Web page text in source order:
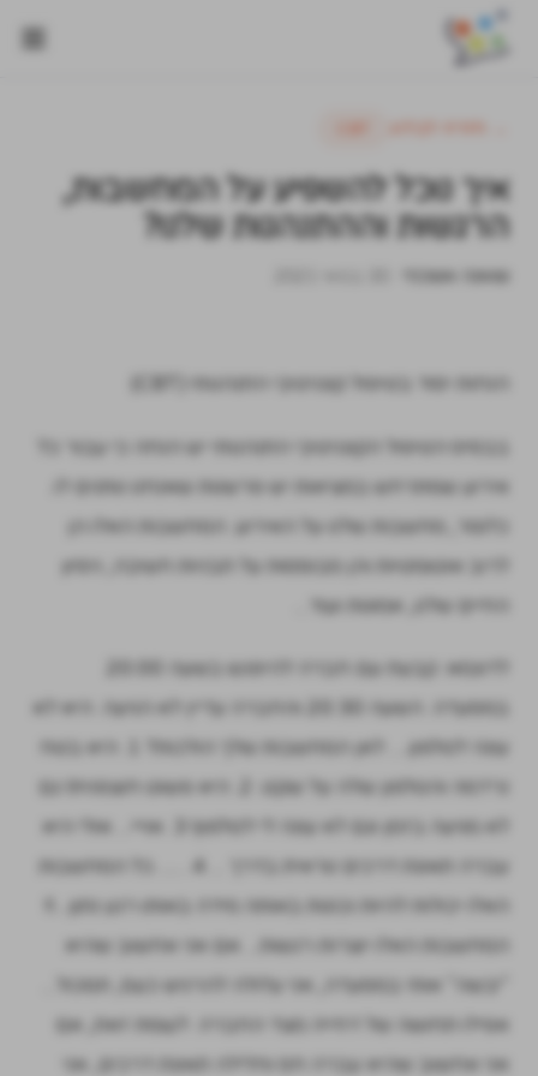
איך נוכל להשפיע על המחשבות,
הרגשות וההתנהגות שלנו?
הנחות יסוד בטיפול קוגניטיבי התנהגותי (CBT)
בבסיס הטיפול הקוגניטיבי התנהגותי יש הנחה כי עבור כל
אירוע שמתרחש במציאות יש פרשנות שאנחנו נותנים לו.
כלומר, מחשבות שלנו על האירוע. המחשבות האלו הן
לרוב אוטומטיות והן מבוססות על תבניות חשיבה, ניסיון
החיים שלנו, אמונות ועוד...
במסעדה. השעה 20:30 והחברה עדיין לא הגיעה. היא לא
נרדמה והטלפון שלה על שקט. 2. היא פשוט חוצפנית! גם
לא מגיעה בזמן וגם לא עונה לי לטלפון! 3. אוייי... אולי היא
עברה תאונת דרכים נוראית בדרך ... 4. ..... כל המחשבות
האלו יכולות להיות נכונות באותה מידה באותו רגע נתון...!!
המחשבות האלו יוצרות רגשות... אם אני אחשוב שהיא
"יבשה" אותי במסעדה, אני עלולה להרגיש כעס, תסכול...
אפילו תחושה של דחייה מצד החברה. לעומת זאת, אם
אני אחשוב שהיא עברה חס וחלילה תאונת דרכים, אני